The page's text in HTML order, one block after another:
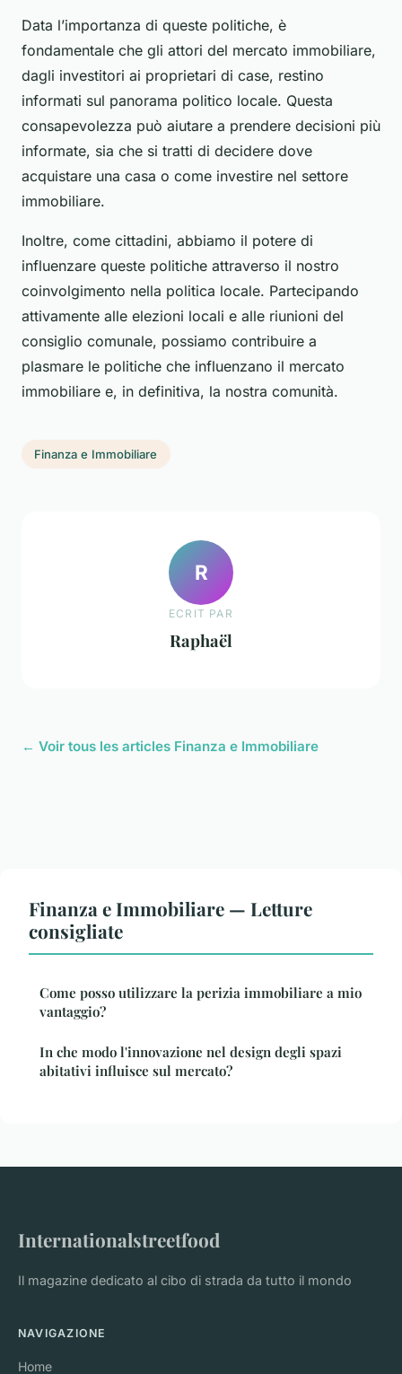
Data l’importanza di queste politiche, è
fondamentale che gli attori del mercato immobiliare,
dagli investitori ai proprietari di case, restino
informati sul panorama politico locale. Questa
consapevolezza può aiutare a prendere decisioni più
informate, sia che si tratti di decidere dove
acquistare una casa o come investire nel settore
immobiliare.
Inoltre, come cittadini, abbiamo il potere di
influenzare queste politiche attraverso il nostro
coinvolgimento nella politica locale. Partecipando
attivamente alle elezioni locali e alle riunioni del
consiglio comunale, possiamo contribuire a
plasmare le politiche che influenzano il mercato
immobiliare e, in definitiva, la nostra comunità.
Finanza e Immobiliare
R
ECRIT PAR
Raphaël
← Voir tous les articles Finanza e Immobiliare
Finanza e Immobiliare — Letture
consigliate
Come posso utilizzare la perizia immobiliare a mio
vantaggio?
In che modo l'innovazione nel design degli spazi
abitativi influisce sul mercato?
Internationalstreetfood
Il magazine dedicato al cibo di strada da tutto il mondo
NAVIGAZIONE
Home